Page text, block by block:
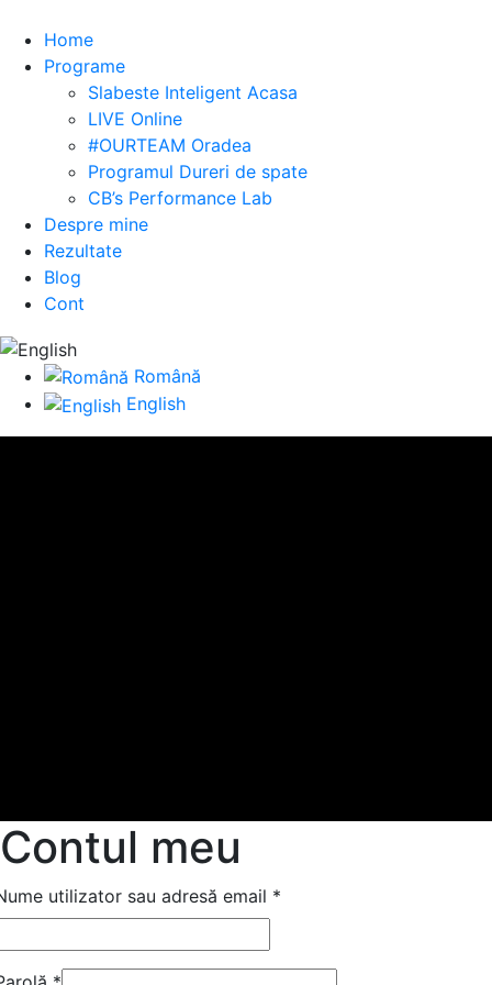
Home
Programe
Slabeste Inteligent Acasa
LIVE Online
#OURTEAM Oradea
Programul Dureri de spate
CB’s Performance Lab
Despre mine
Rezultate
Blog
Cont
Română
English
Contul meu
utilizator sau adresă email *